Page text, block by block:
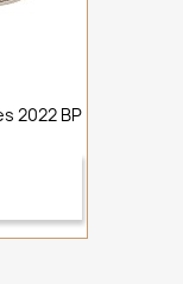
2022 BP